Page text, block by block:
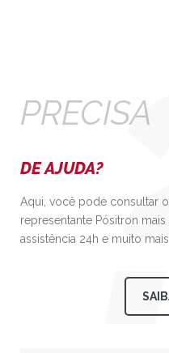
PRECISA
DE AJUDA?
Aqui, você pode consultar
representante Pósitron
assistência 24h e muito